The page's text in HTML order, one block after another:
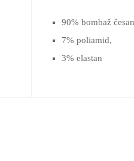
90% bombaž
7% poliamid,
3% elastan